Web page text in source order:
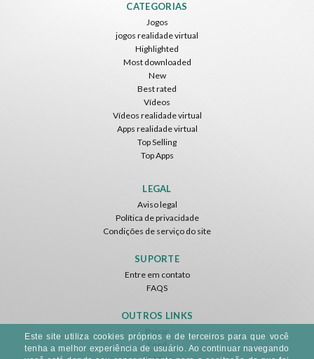
CATEGORIAS
Jogos
jogos realidade virtual
Highlighted
Most downloaded
New
Best rated
Vídeos
Vídeos realidade virtual
Apps realidade virtual
Top Selling
Top Apps
LEGAL
Aviso legal
Política de privacidade
Condições de serviço do site
SUPORTE
Entre em contato
FAQS
OUTROS LINKS
Baixar
Feed
Este site utiliza cookies próprios e de terceiros para que você
tenha a melhor experiência de usuário. Ao continuar navegando